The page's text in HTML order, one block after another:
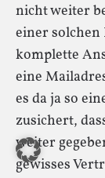
nicht weiter
einer solchen
komplette
eine
es da ja so
zusichert,
weiter
gewisses